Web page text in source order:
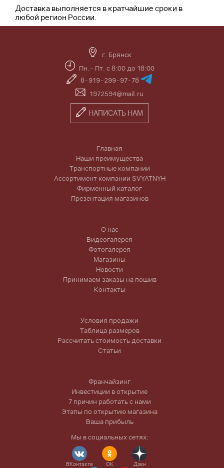
Доставка выполняется в кратчайшие сроки в
любой регион России.
г. Брянск
Пн.- Пт. с 8:00 до 18:00
8-919-299-97-78
1972594@mail.ru
НАПИСАТЬ НАМ
Главная
Наши преимущества
Транспортные компании
Ассортимент компании SVYATNYH
Фирменный каталог
Презентация магазинов
О нас
Видеогалерея
Фотогалерея
Магазины
Новости
Принимаем заказы на пошив
Контакты
Условия продажи
Таблица размеров
Рассчитать стоимость доставки
Статьи
Франчайзинг
Инвестиции в открытие
7 причин работать с нами
Этапы по открытию магазина
Ваша прибыль
Мы в социальных сетях:
ВКонтакте OK Дзен